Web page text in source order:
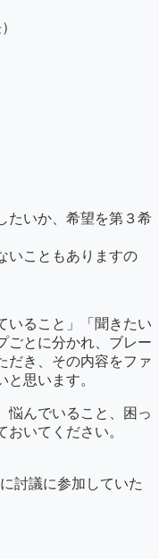
たいか、希望を第３希
いこともありますの
いること」「聞きたい
ごとに分かれ、ブレー
だき、その内容をファ
思います。
悩んでいること、困っ
いてください。
討議に参加していた